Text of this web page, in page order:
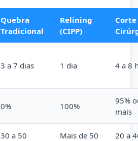
Quebra
Tradicional
Relining
(CIPP)
Corte
3 a 7 dias 1 dia 4 a 8
0% 100%
95%
mais
30 a 50
Mais de 50
20 a